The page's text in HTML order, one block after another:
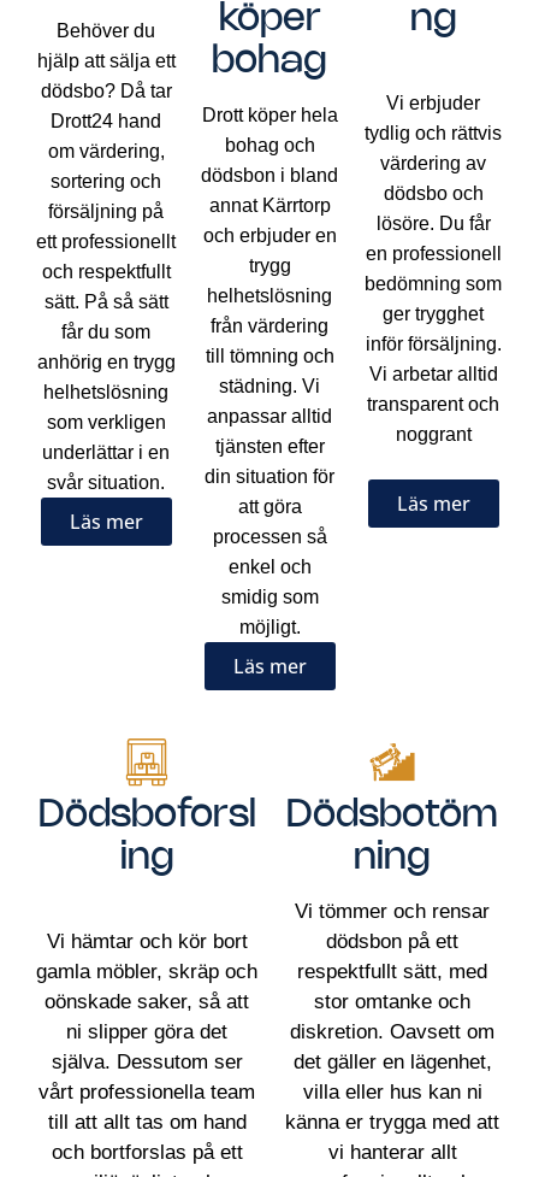
Behöver du
hjälp att sälja ett
dödsbo? Då tar
Drott24 hand
om värdering,
sortering och
försäljning på
ett professionellt
och respektfullt
sätt. På så sätt
får du som
anhörig en trygg
helhetslösning
som verkligen
underlättar i en
svår situation.
Läs mer
köper
bohag
Drott köper hela
bohag och
dödsbon i bland
annat Kärrtorp
och erbjuder en
trygg
helhetslösning
från värdering
till tömning och
städning. Vi
anpassar alltid
tjänsten efter
din situation för
att göra
processen så
enkel och
smidig som
möjligt.
Läs mer
ng
Vi erbjuder
tydlig och rättvis
värdering av
dödsbo och
lösöre. Du får
en professionell
bedömning som
ger trygghet
inför försäljning.
Vi arbetar alltid
transparent och
noggrant
Läs mer
Dödsboforsl
ing
Vi hämtar och kör bort
gamla möbler, skräp och
oönskade saker, så att
ni slipper göra det
själva. Dessutom ser
vårt professionella team
till att allt tas om hand
och bortforslas på ett
Dödsbotöm
ning
Vi tömmer och rensar
dödsbon på ett
respektfullt sätt, med
stor omtanke och
diskretion. Oavsett om
det gäller en lägenhet,
villa eller hus kan ni
känna er trygga med att
vi hanterar allt